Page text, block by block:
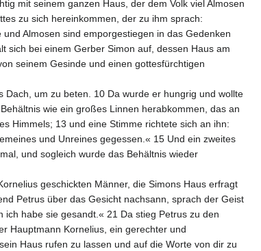
mit seinem ganzen Haus, der dem Volk viel Almosen
zu sich hereinkommen, der zu ihm sprach:
Almosen sind emporgestiegen in das Gedenken
sich bei einem Gerber Simon auf, dessen Haus am
seinem Gesinde und einen gottesfürchtigen
um zu beten. 10 Da wurde er hungrig und wollte
wie ein großes Linnen herabkommen, das an
Himmels; 13 und eine Stimme richtete sich an ihn:
und Unreines gegessen.« 15 Und ein zweites
und sogleich wurde das Behältnis wieder
geschickten Männer, die Simons Haus erfragt
Petrus über das Gesicht nachsann, sprach der Geist
habe sie gesandt.« 21 Da stieg Petrus zu den
Hauptmann Kornelius, ein gerechter und
Haus rufen zu lassen und auf die Worte von dir zu